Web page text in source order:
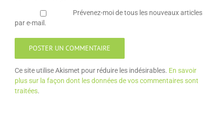
Prévenez-moi de tous les nouveaux articles
par e-mail.
Ce site utilise Akismet pour réduire les indésirables. En savoir
plus sur la façon dont les données de vos commentaires sont
traitées.